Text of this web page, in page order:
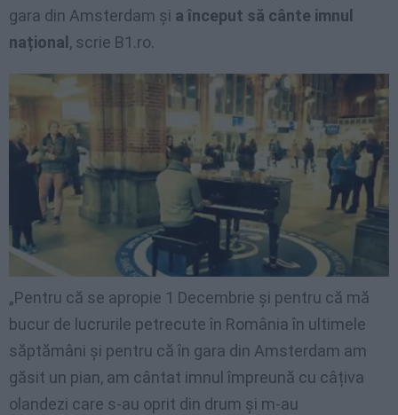
gara din Amsterdam și a început să cânte imnul
național , scrie B1.ro.
„Pentru că se apropie 1 Decembrie și pentru că mă
bucur de lucrurile petrecute în România în ultimele
săptămâni și pentru că în gara din Amsterdam am
găsit un pian, am cântat imnul împreună cu câțiva
olandezi care s-au oprit din drum și m-au